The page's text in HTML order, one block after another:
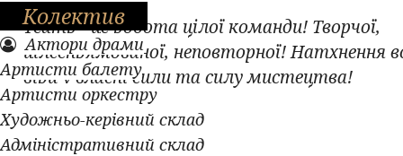
Колектив
Актори драми
Артисти балету
Артисти оркестру
Художньо-керівний склад
Адміністративний склад
Театр - це робота цілої команди! Творчої,
цілеспрямованої, неповторної! Натхнення
віри у власні сили та силу мистецтва!